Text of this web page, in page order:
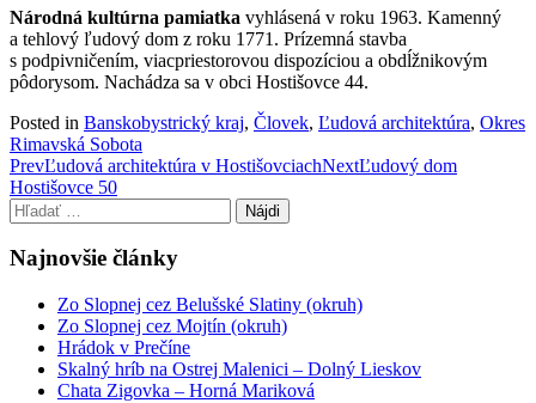
Národná kultúrna pamiatka vyhlásená v roku 1963. Kamenný
a tehlový ľudový dom z roku 1771. Prízemná stavba
s podpivničením, viacpriestorovou dispozíciou a obdĺžnikovým
pôdorysom. Nachádza sa v obci Hostišovce 44.
Posted in Banskobystrický kraj, Človek, Ľudová architektúra, Okres
Rimavská Sobota
Post
navigation
PrevĽudová architektúra v HostišovciachNextĽudový dom
Hostišovce 50
Hľadať:
Najnovšie články
Zo Slopnej cez Belušské Slatiny (okruh)
Zo Slopnej cez Mojtín (okruh)
Hrádok v Prečíne
Skalný hríb na Ostrej Malenici – Dolný Lieskov
Chata Zigovka – Horná Mariková